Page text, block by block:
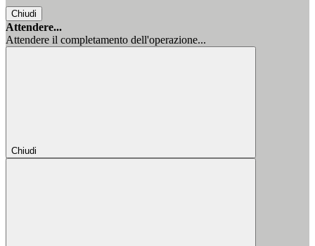
Chiudi
Attendere...
Attendere il completamento dell'operazione...
Chiudi